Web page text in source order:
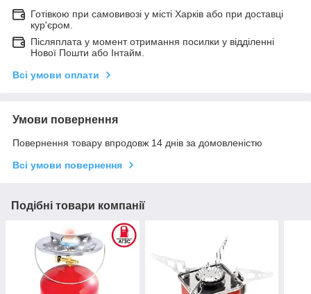
Готівкою при самовивозі у місті Харків або при доставці
кур'єром.
Післяплата у момент отримання посилки у відділенні
Нової Пошти або Інтайм.
Всі умови оплати
Умови повернення
Повернення товару впродовж 14 днів за домовленістю
Всі умови повернення
Подібні товари компанії